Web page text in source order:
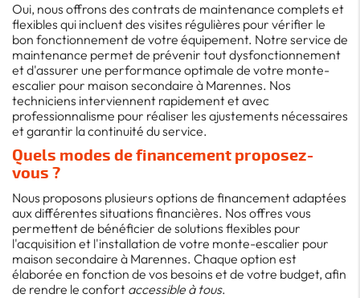
Oui, nous offrons des contrats de maintenance complets et
flexibles qui incluent des visites régulières pour vérifier le
bon fonctionnement de votre équipement. Notre service de
maintenance permet de prévenir tout dysfonctionnement
et d'assurer une performance optimale de votre monte-
escalier pour maison secondaire à Marennes. Nos
techniciens interviennent rapidement et avec
professionnalisme pour réaliser les ajustements nécessaires
et garantir la continuité du service.
Quels modes de financement proposez-
vous ?
Nous proposons plusieurs options de financement adaptées
aux différentes situations financières. Nos offres vous
permettent de bénéficier de solutions flexibles pour
l'acquisition et l'installation de votre monte-escalier pour
maison secondaire à Marennes. Chaque option est
élaborée en fonction de vos besoins et de votre budget, afin
de rendre le confort accessible à tous.